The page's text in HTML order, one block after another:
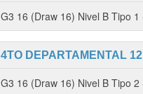
G3 16 (Draw 16) Nivel B Tipo 1
4TO DEPARTAMENTAL
G3 16 (Draw 16) Nivel B Tipo 2